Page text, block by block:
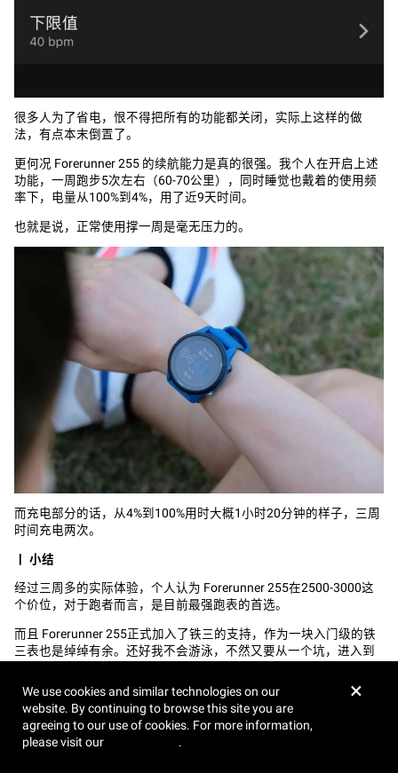
很多人为了省电，恨不得把所有的功能都关闭，实际上这样的做
法，有点本末倒置了。
更何况 Forerunner 255 的续航能力是真的很强。我个人在开启上述
功能，一周跑步5次左右（60-70公里），同时睡觉也戴着的使用频
率下，电量从100%到4%，用了近9天时间。
也就是说，正常使用撑一周是毫无压力的。
而充电部分的话，从4%到100%用时大概1小时20分钟的样子，三周
时间充电两次。
小结
经过三周多的实际体验，个人认为 Forerunner 255在2500-3000这
个价位，对于跑者而言，是目前最强跑表的首选。
而且 Forerunner 255正式加入了铁三的支持，作为一块入门级的铁
三表也是绰绰有余。还好我不会游泳，不然又要从一个坑，进入到
We use cookies and similar technologies on our
website. By continuing to browse this site you are
agreeing to our use of cookies. For more information,
please visit our
.
×